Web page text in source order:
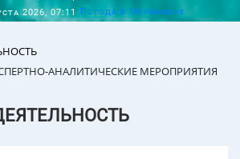
2026, 07:11 Погода в Мурманске
АНАЛИТИЧЕСКИЕ МЕРОПРИЯТИЯ